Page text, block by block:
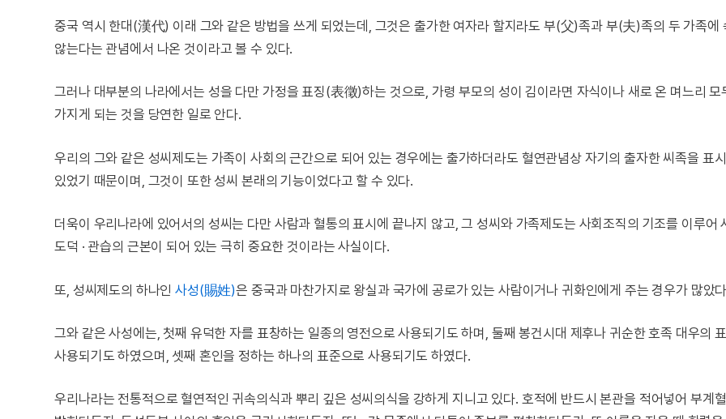
중국 역시 한대(漢代) 이래 그와 같은 방법을 쓰게 되었는데, 그것은 출가한 여자라 할지라도 부(父)족과 부(夫)족의 두 가족에
않는다는 관념에서 나온 것이라고 볼 수 있다.
그러나 대부분의 나라에서는 성을 다만 가정을 표징(表徵)하는 것으로, 가령 부모의 성이 김이라면 자식이나 새로 온 며느리 모
가지게 되는 것을 당연한 일로 안다.
우리의 그와 같은 성씨제도는 가족이 사회의 근간으로 되어 있는 경우에는 출가하더라도 혈연관념상 자기의 출자한 씨족을 표
있었기 때문이며, 그것이 또한 성씨 본래의 기능이었다고 할 수 있다.
더욱이 우리나라에 있어서의 성씨는 다만 사람과 혈통의 표시에 끝나지 않고, 그 성씨와 가족제도는 사회조직의 기조를 이루어
도덕 · 관습의 근본이 되어 있는 극히 중요한 것이라는 사실이다.
또, 성씨제도의 하나인사성(賜姓)은 중국과 마찬가지로 왕실과 국가에 공로가 있는 사람이거나 귀화인에게 주는 경우가 많았
그와 같은 사성에는, 첫째 유덕한 자를 표창하는 일종의 영전으로 사용되기도 하며, 둘째 봉건시대 제후나 귀순한 호족 대우의
사용되기도 하였으며, 셋째 혼인을 정하는 하나의 표준으로 사용되기도 하였다.
우리나라는 전통적으로 혈연적인 귀속의식과 뿌리 깊은 성씨의식을 강하게 지니고 있다. 호적에 반드시 본관을 적어넣어 부계